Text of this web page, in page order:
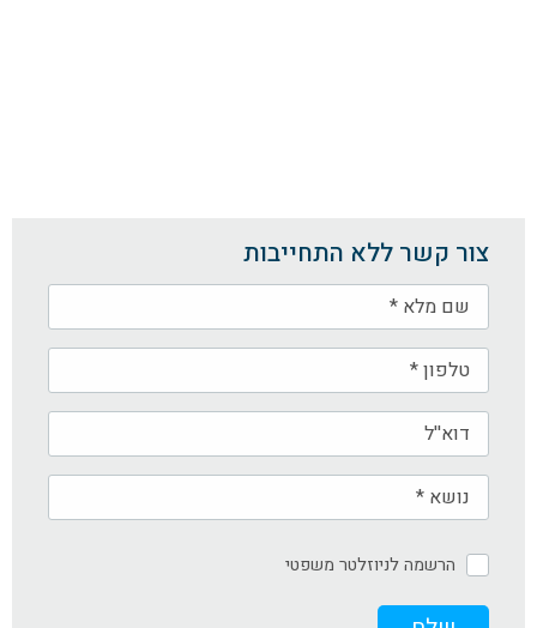
צור קשר ללא התחייבות
הרשמה לניוזלטר משפטי